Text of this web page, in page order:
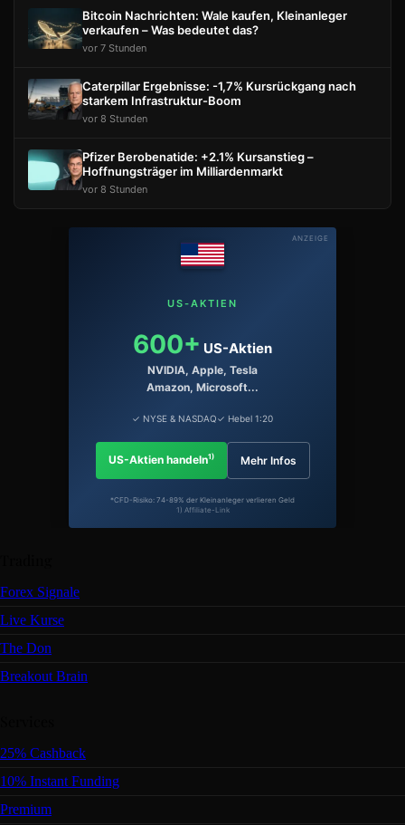
Bitcoin Nachrichten: Wale kaufen, Kleinanleger
verkaufen – Was bedeutet das?
vor 7 Stunden
Caterpillar Ergebnisse: -1,7% Kursrückgang nach
starkem Infrastruktur-Boom
vor 8 Stunden
Pfizer Berobenatide: +2.1% Kursanstieg –
Hoffnungsträger im Milliardenmarkt
vor 8 Stunden
ANZEIGE
US-AKTIEN
600+ US-Aktien
NVIDIA, Apple, Tesla
Amazon, Microsoft...
✓ NYSE & NASDAQ✓ Hebel 1:20
US-Aktien handeln1) Mehr Infos
*CFD-Risiko: 74-89% der Kleinanleger verlieren Geld
1) Affiliate-Link
Forex Signale
Live Kurse
The Don
Breakout Brain
25% Cashback
10% Instant Funding
Premium